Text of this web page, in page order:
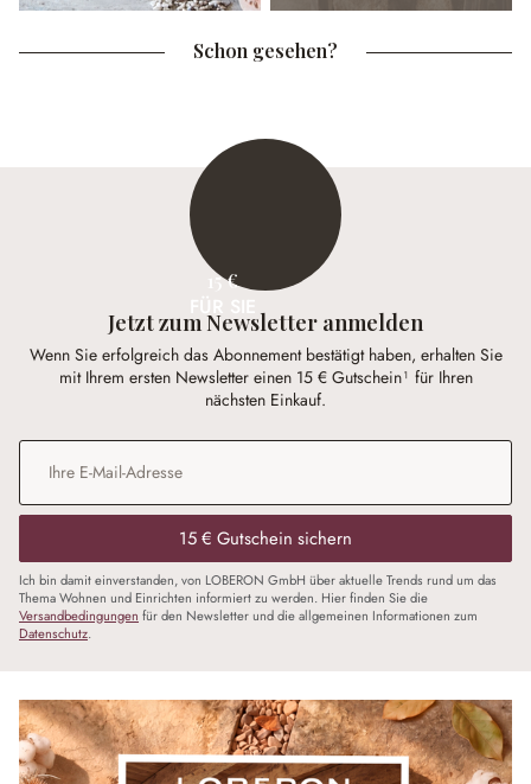
Schon gesehen?
15 €
Jetzt zum Newsletter anmelden
Wenn Sie erfolgreich das Abonnement bestätigt haben, erhalten Sie
mit Ihrem ersten Newsletter einen 15 € Gutschein¹ für Ihren
nächsten Einkauf.
E-Mail-Adresse
15 € Gutschein sichern
Ich bin damit einverstanden, von LOBERON GmbH über aktuelle Trends rund um das
Thema Wohnen und Einrichten informiert zu werden. Hier finden Sie die
Versandbedingungen für den Newsletter und die allgemeinen Informationen zum
Datenschutz.